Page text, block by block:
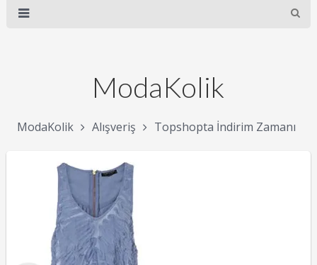
ModaKolik
ModaKolik Alışveriş Topshopta İndirim Zamanı